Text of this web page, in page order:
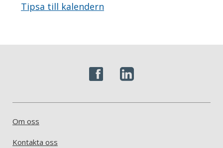
Tipsa till kalendern
Om oss
Kontakta oss